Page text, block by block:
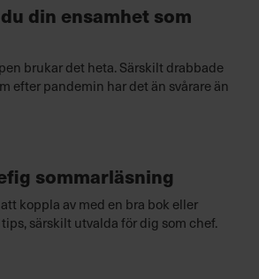
din ensamhet som
brukar det heta. Särskilt drabbade
efter pandemin har det än svårare än
sommarläsning
koppla av med en bra bok eller
särskilt utvalda för dig som chef.